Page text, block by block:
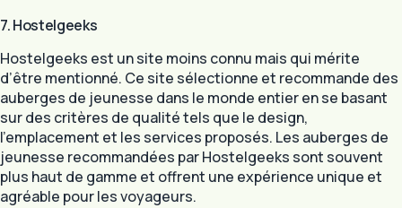
7. Hostelgeeks
Hostelgeeks est un site moins connu mais qui mérite
d’être mentionné. Ce site sélectionne et recommande des
auberges de jeunesse dans le monde entier en se basant
sur des critères de qualité tels que le design,
l’emplacement et les services proposés. Les auberges de
jeunesse recommandées par Hostelgeeks sont souvent
plus haut de gamme et offrent une expérience unique et
agréable pour les voyageurs.